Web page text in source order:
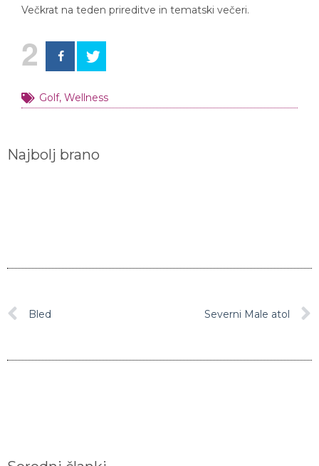
Večkrat na teden prireditve in tematski večeri.
2
Golf, Wellness
Najbolj brano
Bled Severni Male atol